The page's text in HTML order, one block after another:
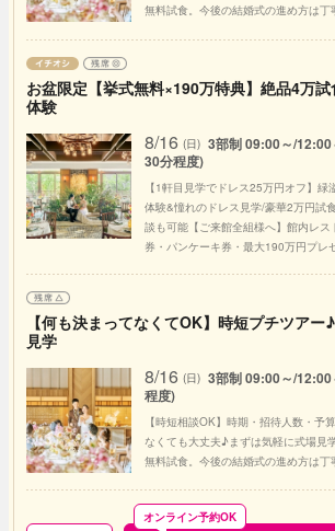
無料試食。今後の結婚式の進め方は丁
お盆限定【挙式無料×190万特典】絶品4万
体験
8/16 (日) 3部制 09:00～/
30分程度)
【1軒目見学でドレス25万円オフ】
体験&憧れのドレス見学/豪華2万円試
談も可能【ご来館全組様へ】館内レス
券・パンケーキ券・最大190万円プレ
【何も決まってなくてOK】時短プチツアー
見学
8/16 (日) 3部制 09:00～/
程度)
【時短相談OK】時期・招待人数・予
なくても大丈夫♪まずは気軽に式場見
無料試食。今後の結婚式の進め方は丁
オンライン予約OK